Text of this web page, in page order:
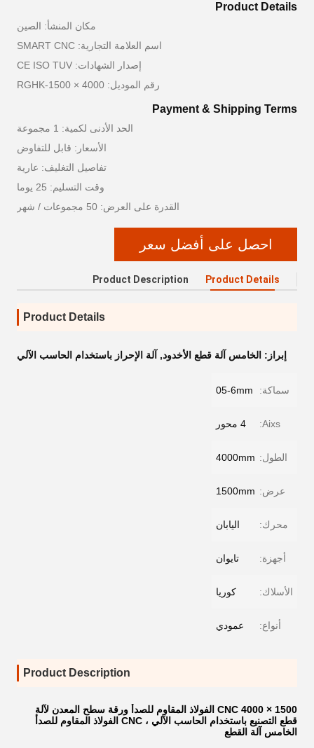
Product Details
مكان المنشأ: الصين
اسم العلامة التجارية: SMART CNC
إصدار الشهادات: CE ISO TUV
رقم الموديل: RGHK-1500 × 4000
Payment & Shipping Terms
الحد الأدنى لكمية: 1 مجموعة
الأسعار: قابل للتفاوض
تفاصيل التغليف: عارية
وقت التسليم: 25 يوما
القدرة على العرض: 50 مجموعات / شهر
احصل على أفضل سعر
Product Details
Product Description
Product Details
إبراز: الخامس آلة قطع الأخدود, آلة الإحراز باستخدام الحاسب الآلي
سماكة: 05-6mm
Aixs: 4 محور
الطول: 4000mm
عرض: 1500mm
محرك: اليابان
أجهزة: تايوان
الأسلاك: كوريا
أنواع: عمودي
Product Description
1500 × 4000 CNC الفولاذ المقاوم للصدأ ورقة سطح المعدن لآلة
قطع التصنيع باستخدام الحاسب الآلي ، CNC الفولاذ المقاوم للصدأ
الخامس آلة القطع